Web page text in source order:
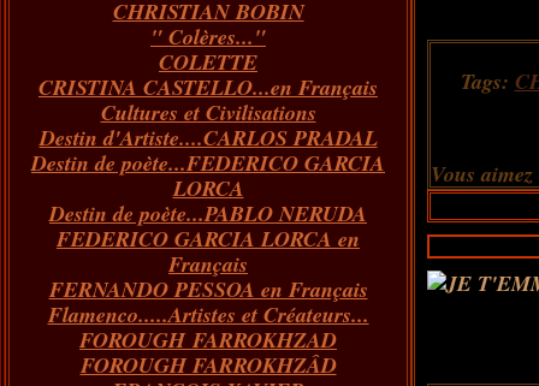
CHRISTIAN BOBIN
" Colères..."
COLETTE
CRISTINA CASTELLO...en Français
Cultures et Civilisations
Destin d'Artiste....CARLOS PRADAL
Destin de poète...FEDERICO GARCIA
LORCA
Destin de poète...PABLO NERUDA
FEDERICO GARCIA LORCA en
Français
FERNANDO PESSOA en Français
Flamenco.....Artistes et Créateurs...
FOROUGH FARROKHZAD
FOROUGH FARROKHZÂD
Tags:
Vous aimez